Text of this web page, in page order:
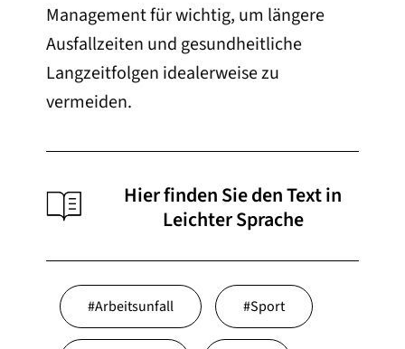
Management für wichtig, um längere
Ausfallzeiten und gesundheitliche
Langzeitfolgen idealerweise zu
vermeiden.
Hier finden Sie den Text in
Leichter Sprache
#Arbeitsunfall #Sport